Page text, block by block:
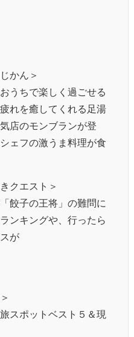
かん＞
うちで楽しく過ごせる
れを癒してくれる足湯
店のモンブランが登
ェフの激うま料理が食
クエスト＞
餃子の王将」の難問に
ンキングや、行ったら
が
スポットベスト５＆現